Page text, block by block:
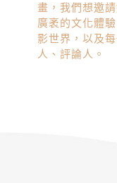
畫，我們想邀
廣袤的文化體
影世界，以及
人、評論人。